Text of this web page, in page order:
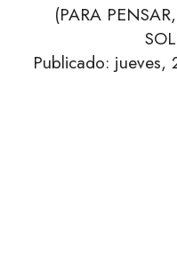
(PARA
Publicado: